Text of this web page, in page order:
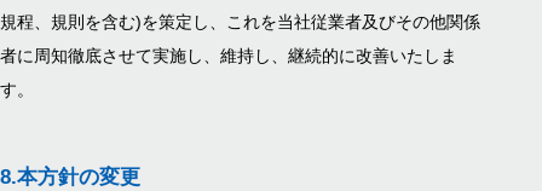
規程、規則を含む)を策定し、これを当社従業者及びその他関係
者に周知徹底させて実施し、維持し、継続的に改善いたしま
す。
8.本方針の変更